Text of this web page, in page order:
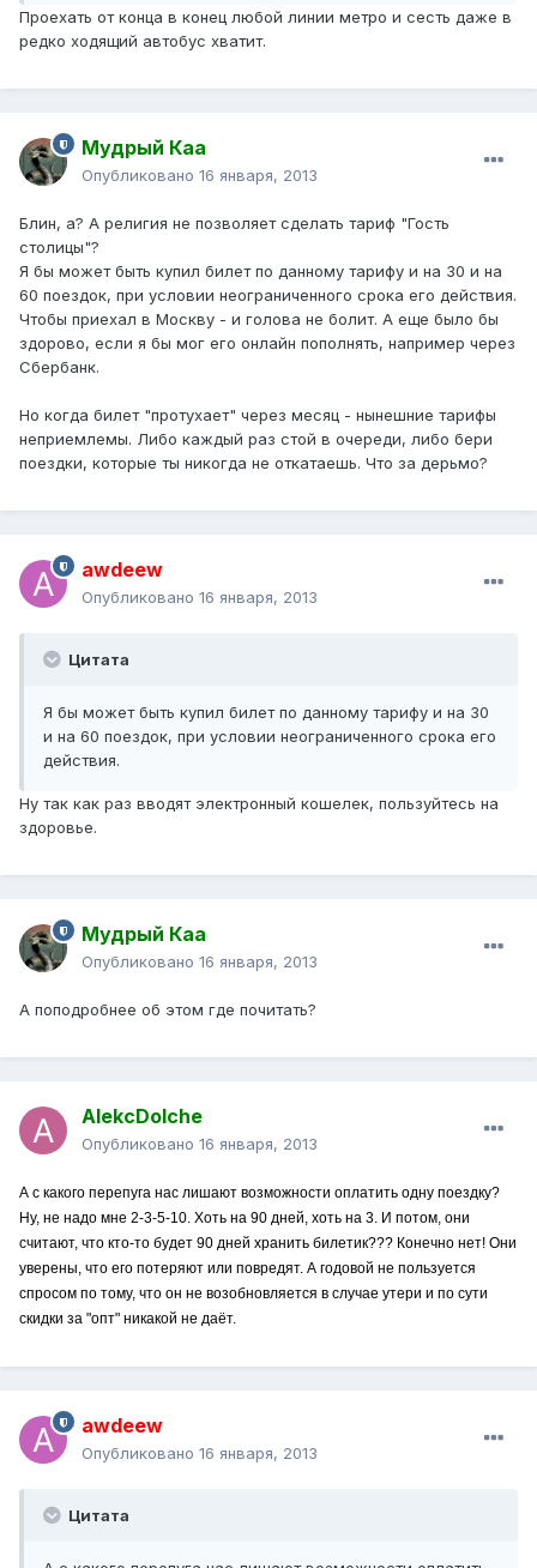
Проехать от конца в конец любой линии метро и сесть даже в
редко ходящий автобус хватит.
Мудрый Каа
Опубликовано 16 января, 2013
Блин, а? А религия не позволяет сделать тариф "Гость
столицы"?
Я бы может быть купил билет по данному тарифу и на 30 и на
60 поездок, при условии неограниченного срока его действия.
Чтобы приехал в Москву - и голова не болит. А еще было бы
здорово, если я бы мог его онлайн пополнять, например через
Сбербанк.
Но когда билет "протухает" через месяц - нынешние тарифы
неприемлемы. Либо каждый раз стой в очереди, либо бери
поездки, которые ты никогда не откатаешь. Что за дерьмо?
awdeew
Опубликовано 16 января, 2013
Цитата
Я бы может быть купил билет по данному тарифу и на 30
и на 60 поездок, при условии неограниченного срока его
действия.
Ну так как раз вводят электронный кошелек, пользуйтесь на
здоровье.
Мудрый Каа
Опубликовано 16 января, 2013
А поподробнее об этом где почитать?
AlekcDolche
Опубликовано 16 января, 2013
А с какого перепуга нас лишают возможности оплатить одну поездку?
Ну, не надо мне 2-3-5-10. Хоть на 90 дней, хоть на 3. И потом, они
считают, что кто-то будет 90 дней хранить билетик??? Конечно нет! Они
уверены, что его потеряют или повредят. А годовой не пользуется
спросом по тому, что он не возобновляется в случае утери и по сути
скидки за "опт" никакой не даёт.
awdeew
Опубликовано 16 января, 2013
Цитата